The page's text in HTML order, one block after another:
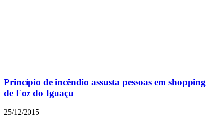
Princípio de incêndio assusta pessoas em shopping
de Foz do Iguaçu
25/12/2015